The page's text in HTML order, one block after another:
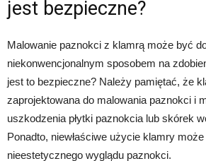
jest bezpieczne?
Malowanie paznokci z klamrą może być
niekonwencjonalnym sposobem na
jest to bezpieczne? Należy pamiętać, że
zaprojektowana do malowania paznokci i
uszkodzenia płytki paznokcia lub skórek
Ponadto, niewłaściwe użycie klamry
nieestetycznego wyglądu paznokci.